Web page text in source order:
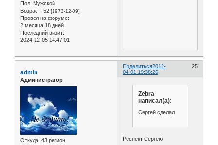
Пол: Мужской
Возраст: 52 [1973-12-09]
Провел на форуме:
2 месяца 18 дней
Последний визит:
2024-12-05 14:47:01
Поделиться 25
2012-
04-01 19:38:26
admin
Администратор
Откуда: 43 регион
Zebra
написал(а):
Сергей сделал
Респект Сергею!